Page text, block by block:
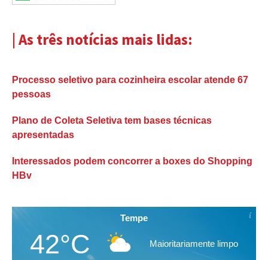
| As três notícias mais lidas:
Processo seletivo para cozinheira escolar atende 67
pessoas
Plano de Coleta Seletiva tem bases técnicas
apresentadas
Interessados podem concorrer a boxes do Shopping
HBv
Tempe
42°C Maioritariamente limpo